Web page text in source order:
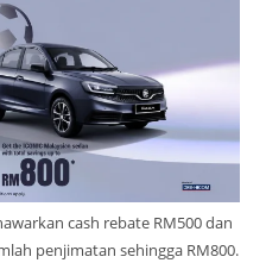
cash rebate RM500 dan
penjimatan sehingga RM800.